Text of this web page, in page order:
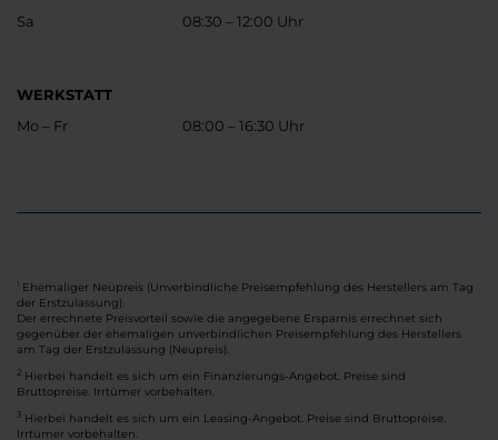
Sa
08:30 – 12:00 Uhr
WERKSTATT
Mo – Fr
08:00 – 16:30 Uhr
Ehemaliger Neupreis (Unverbindliche Preisempfehlung des Herstellers am Tag
der Erstzulassung).
Der errechnete Preisvorteil sowie die angegebene Ersparnis errechnet sich
gegenüber der ehemaligen unverbindlichen Preisempfehlung des Herstellers
am Tag der Erstzulassung (Neupreis).
2 Hierbei handelt es sich um ein Finanzierungs-Angebot. Preise sind
Bruttopreise. Irrtümer vorbehalten.
3 Hierbei handelt es sich um ein Leasing-Angebot. Preise sind Bruttopreise.
Irrtümer vorbehalten.